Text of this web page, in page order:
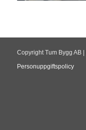
Copyright Tum Bygg AB |
Personuppgiftspolicy